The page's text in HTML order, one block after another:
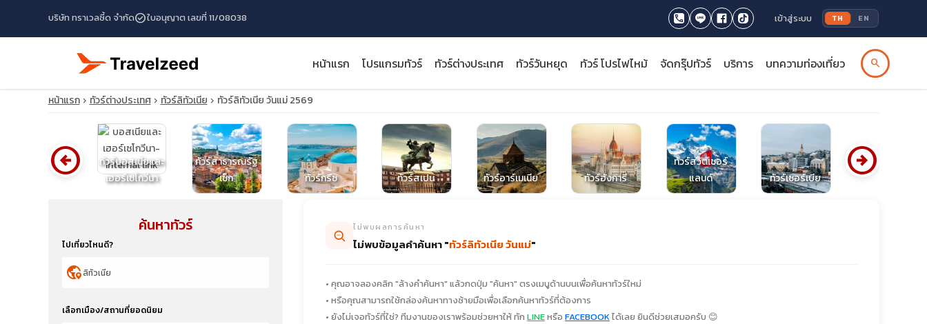
บริษัท ทราเวลซี้ด จำกัดcheck_circleใบอนุญาต เลขที่ 11/08038 เข้าสู่ระบบ TH EN
หน้าแรก โปรแกรมทัวร์ ทัวร์ต่างประเทศ ทัวร์วันหยุด ทัวร์ โปรไฟไหม้ จัดกรุ๊ปทัวร์ บริการ บทความท่องเที่ยว search
close
หน้าแรก ทัวร์ต่างประเทศ ทัวร์ลิทัวเนีย ทัวร์ลิทัวเนีย วันแม่ 2569
ทัวร์เซอร์เบีย
ทัวร์บอสเนียและ
เฮอร์เซโกวีนา
ทัวร์สาธารณรัฐ
เช็ก
ทัวร์กรีซ ทัวร์สเปน ทัวร์อาร์เมเนีย ทัวร์ฮังการี
ทัวร์สวิตเซอร์
แลนด์
ทัวร์เซอร์เบีย
ทัวร์บอสเนียและ
เฮอร์เซโกวีนา
arrow_circle_left arrow_circle_right
ค้นหาทัวร์
ไปเที่ยวไหนดี?
globe_location_pin
เลือกเมือง/สถานที่ยอดนิยม
ไม่พบผลการค้นหา
ไม่พบข้อมูลคำค้นหา "ทัวร์ลิทัวเนีย วันแม่"
• คุณอาจลองคลิก "ล้างคำค้นหา" แล้วกดปุ่ม "ค้นหา" ตรงเมนูด้านบนเพื่อค้นหาทัวร์ใหม่
• หรือคุณสามารถใช้กล่องค้นหาทางซ้ายมือเพื่อเลือกค้นหาทัวร์ที่ต้องการ
• ยังไม่เจอทัวร์ที่ใช่? ทีมงานของเราพร้อมช่วยหาให้ ทัก LINEหรือ FACEBOOKได้เลย ยินดีช่วยเสมอครับ 😊